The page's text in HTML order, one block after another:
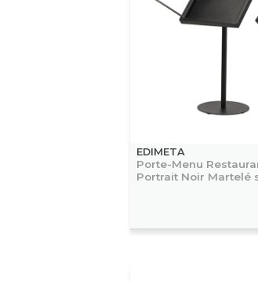
EDIMETA
Porte-Menu
Portrait Noir Martelé